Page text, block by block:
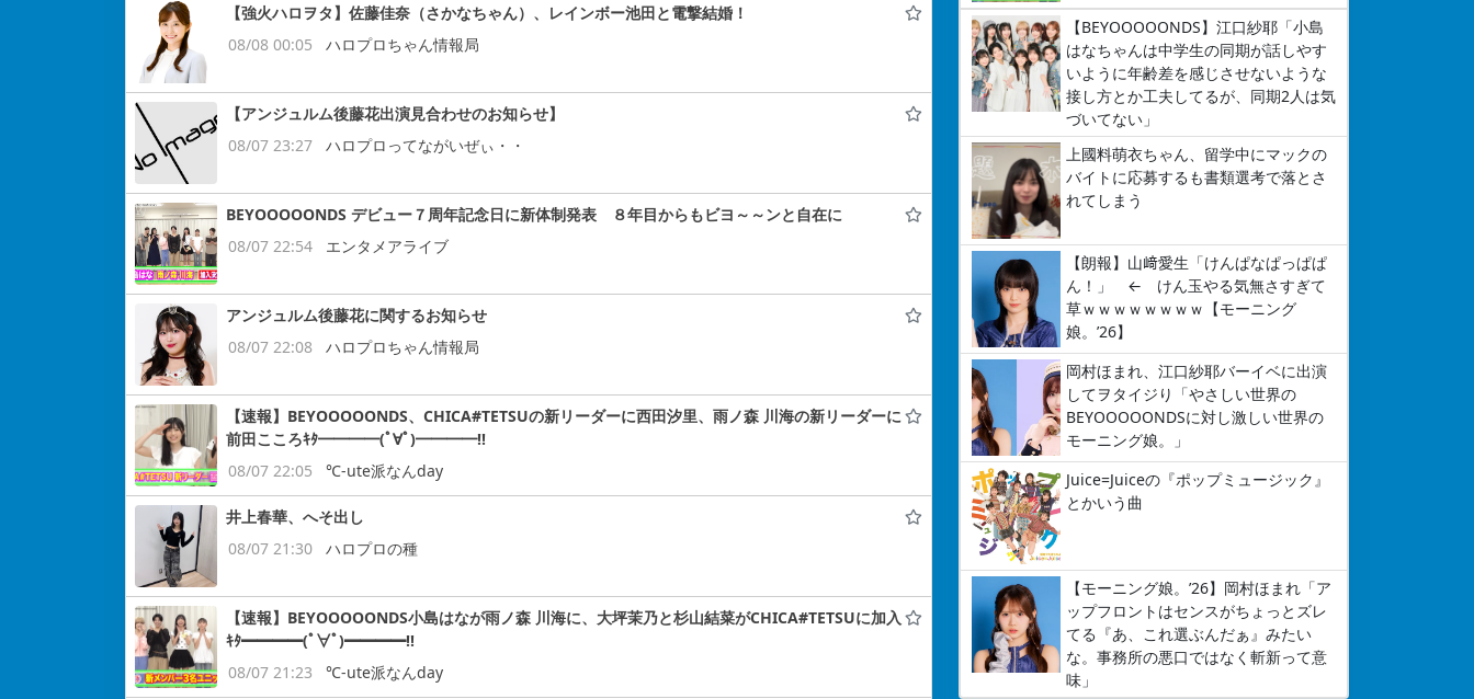
【BEYOOOOONDS】江口紗耶「小島
はなちゃんは中学生の同期が話しやす
いように年齢差を感じさせないような
接し方とか工夫してるが、同期2人は気
づいてない」
上國料萌衣ちゃん、留学中にマックの
バイトに応募するも書類選考で落とさ
れてしまう
【朗報】山﨑愛生「けんぱなぱっぱぱ
ん！」 ← けん玉やる気無さすぎて
草ｗｗｗｗｗｗｗｗ【モーニング
娘。’26】
岡村ほまれ、江口紗耶バーイベに出演
してヲタイジり「やさしい世界の
BEYOOOOONDSに対し激しい世界の
モーニング娘。」
Juice=Juiceの『ポップミュージック』
とかいう曲
【モーニング娘。’26】岡村ほまれ「ア
ップフロントはセンスがちょっとズレ
てる『あ、これ選ぶんだぁ』みたい
な。事務所の悪口ではなく斬新って意
味」
【強火ハロヲタ】佐藤佳奈（さかなちゃん）、レインボー池田と電撃結婚！
08/08 00:05
ハロプロちゃん情報局
【アンジュルム後藤花出演見合わせのお知らせ】
08/07 23:27
ハロプロってながいぜぃ・・
BEYOOOOONDS デビュー７周年記念日に新体制発表 ８年目からもビヨ～～ンと自在に
08/07 22:54
エンタメアライブ
アンジュルム後藤花に関するお知らせ
08/07 22:08
ハロプロちゃん情報局
【速報】BEYOOOOONDS、CHICA#TETSUの新リーダーに西田汐里、雨ノ森 川海の新リーダーに
前田こころｷﾀ━━━━(ﾟ∀ﾟ)━━━━!!
08/07 22:05
℃-ute派なんday
井上春華、へそ出し
08/07 21:30
ハロプロの種
【速報】BEYOOOOONDS小島はなが雨ノ森 川海に、大坪茉乃と杉山結菜がCHICA#TETSUに加入
ｷﾀ━━━━(ﾟ∀ﾟ)━━━━!!
08/07 21:23
℃-ute派なんday